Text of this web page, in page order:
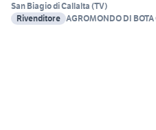
San Biagio di Callalta (TV)
Rivenditore AGROMONDO DI BOTA